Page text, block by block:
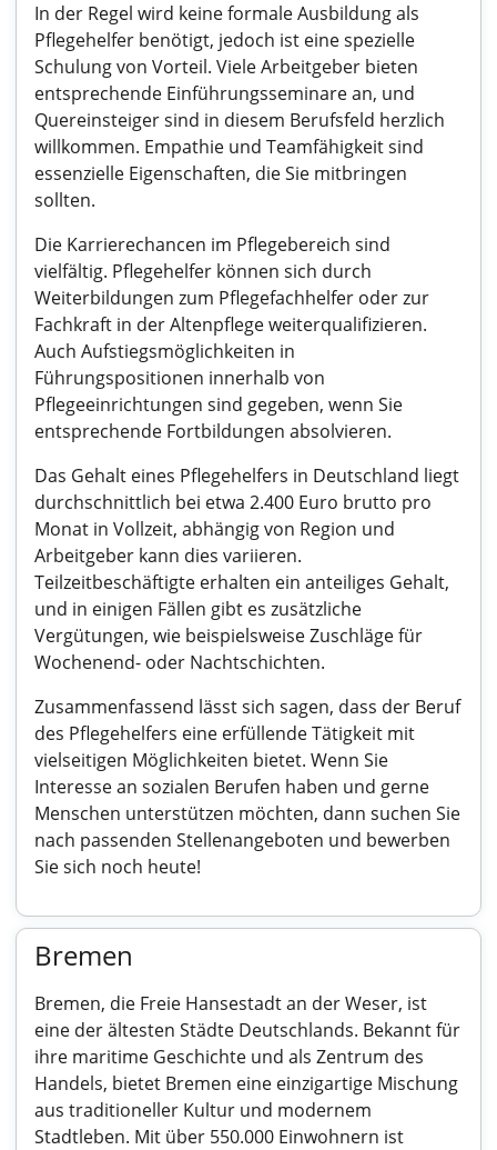
In der Regel wird keine formale Ausbildung als
Pflegehelfer benötigt, jedoch ist eine spezielle
Schulung von Vorteil. Viele Arbeitgeber bieten
entsprechende Einführungsseminare an, und
Quereinsteiger sind in diesem Berufsfeld herzlich
willkommen. Empathie und Teamfähigkeit sind
essenzielle Eigenschaften, die Sie mitbringen
sollten.
Die Karrierechancen im Pflegebereich sind
vielfältig. Pflegehelfer können sich durch
Weiterbildungen zum Pflegefachhelfer oder zur
Fachkraft in der Altenpflege weiterqualifizieren.
Auch Aufstiegsmöglichkeiten in
Führungspositionen innerhalb von
Pflegeeinrichtungen sind gegeben, wenn Sie
entsprechende Fortbildungen absolvieren.
Das Gehalt eines Pflegehelfers in Deutschland liegt
durchschnittlich bei etwa 2.400 Euro brutto pro
Monat in Vollzeit, abhängig von Region und
Arbeitgeber kann dies variieren.
Teilzeitbeschäftigte erhalten ein anteiliges Gehalt,
und in einigen Fällen gibt es zusätzliche
Vergütungen, wie beispielsweise Zuschläge für
Wochenend- oder Nachtschichten.
Zusammenfassend lässt sich sagen, dass der Beruf
des Pflegehelfers eine erfüllende Tätigkeit mit
vielseitigen Möglichkeiten bietet. Wenn Sie
Interesse an sozialen Berufen haben und gerne
Menschen unterstützen möchten, dann suchen Sie
nach passenden Stellenangeboten und bewerben
Sie sich noch heute!
Bremen
Bremen, die Freie Hansestadt an der Weser, ist
eine der ältesten Städte Deutschlands. Bekannt für
ihre maritime Geschichte und als Zentrum des
Handels, bietet Bremen eine einzigartige Mischung
aus traditioneller Kultur und modernem
Stadtleben. Mit über 550.000 Einwohnern ist